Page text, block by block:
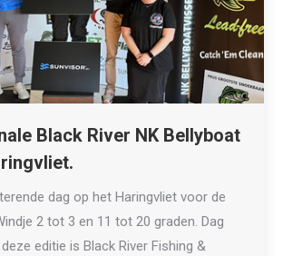
Black River NK Bellyboat
dag op het Haringvliet voor de
2 tot 3 en 11 tot 20 graden. Dag
editie is Black River Fishing &